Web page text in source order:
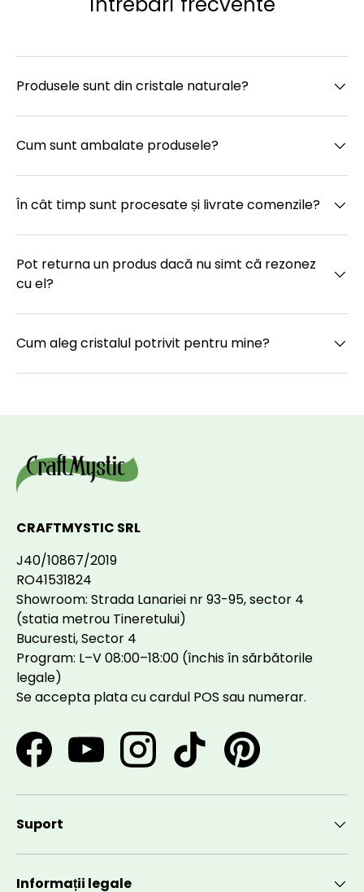
Produsele sunt din cristale naturale?
Cum sunt ambalate produsele?
În cât timp sunt procesate și livrate comenzile?
Pot returna un produs dacă nu simt că rezonez
cu el?
Cum aleg cristalul potrivit pentru mine?
CRAFTMYSTIC SRL
J40/10867/2019
RO41531824
Showroom: Strada Lanariei nr 93-95, sector 4
(statia metrou Tineretului)
Bucuresti, Sector 4
Program: L–V 08:00–18:00 (închis în sărbătorile
legale)
Se accepta plata cu cardul POS sau numerar.
FacebookYouTubeInstagramTikTok Pinterest
Suport
Informații legale